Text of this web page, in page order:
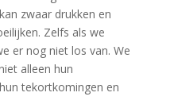
zwaar drukken en
Zelfs als we
er nog niet los van. We
alleen hun
tekortkomingen en